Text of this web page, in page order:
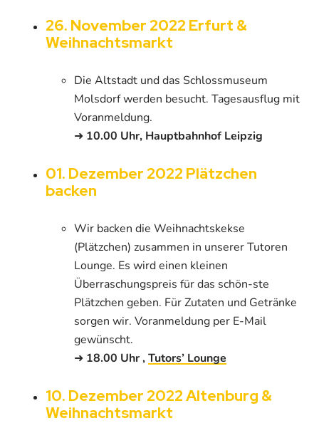
26. November 2022 Erfurt &
Weihnachtsmarkt
Die Altstadt und das Schlossmuseum
Molsdorf werden besucht. Tagesausflug mit
Voranmeldung.
➜ 10.00 Uhr, Hauptbahnhof Leipzig
01. Dezember 2022 Plätzchen
backen
Wir backen die Weihnachtskekse
(Plätzchen) zusammen in unserer Tutoren
Lounge. Es wird einen kleinen
Überraschungspreis für das schön-ste
Plätzchen geben. Für Zutaten und Getränke
sorgen wir. Voranmeldung per E-Mail
gewünscht.
➜ 18.00 Uhr ,Tutors’ Lounge
10. Dezember 2022 Altenburg &
Weihnachtsmarkt